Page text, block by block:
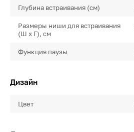
Глубина встраивания (см)
Размеры ниши для встраивания
(Ш х Г), см
Функция паузы
Дизайн
Цвет